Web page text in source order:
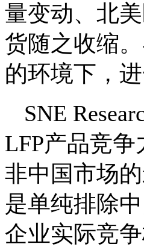
量变动、北
货随之收缩
的环境下，
SNE
LFP产品竞
非中国市场
是单纯排除
企业实际竞